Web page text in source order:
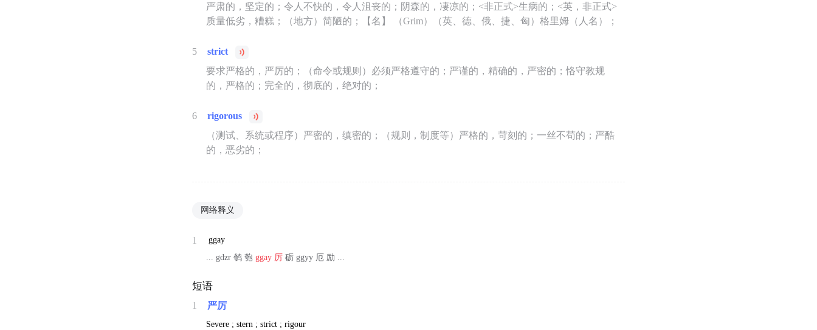
严肃的，坚定的；令人不快的，令人沮丧的；阴森的，凄凉的；<非正式>生病的；<英，非正式>
质量低劣，糟糕；（地方）简陋的；【名】 （Grim）（英、德、俄、捷、匈）格里姆（人名）；
5
strict
要求严格的，严厉的；（命令或规则）必须严格遵守的；严谨的，精确的，严密的；恪守教规
的，严格的；完全的，彻底的，绝对的；
6
rigorous
（测试、系统或程序）严密的，缜密的；（规则，制度等）严格的，苛刻的；一丝不苟的；严酷
的，恶劣的；
网络释义
1
ggay
... gdzr 鹌 匏ggay 厉 砺 ggyy 厄 励 ...
短语
1 严厉
Severe ; stern ; strict ; rigour